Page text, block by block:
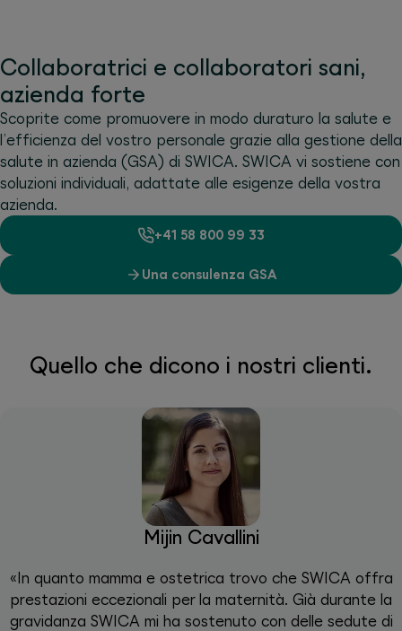
Collaboratrici e collaboratori sani,
azienda forte
Scoprite come promuovere in modo duraturo la salute e
l’efficienza del vostro personale grazie alla gestione della
salute in azienda (GSA) di SWICA. SWICA vi sostiene con
soluzioni individuali, adattate alle esigenze della vostra
azienda.
+41 58 800 99 33
Una consulenza GSA
Quello che dicono i nostri clienti.
Mijin Cavallini
«In quanto mamma e ostetrica trovo che SWICA offra
prestazioni eccezionali per la maternità. Già durante la
gravidanza SWICA mi ha sostenuto con delle sedute di